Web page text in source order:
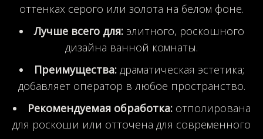
оттенках серого или золота на белом фоне.
Лучше всего для:элитного, роскошного
дизайна ванной комнаты.
Преимущества:драматическая эстетика;
добавляет оператор в любое пространство.
Рекомендуемая обработка:отполирована
для роскоши или отточена для современного